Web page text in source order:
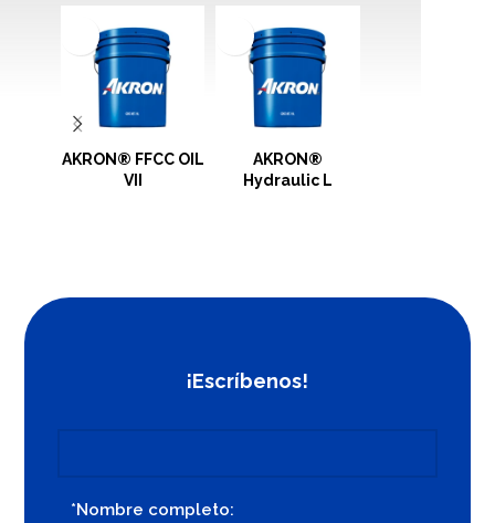
AKRON® FFCC OIL
VII
AKRON®
Hydraulic L
¡Escríbenos!
*Nombre completo: